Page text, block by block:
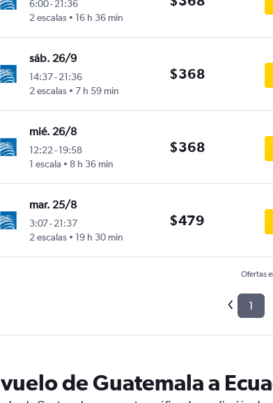
6:00-21:36
2 escalas
16 h 36 min
sáb. 26/9
14:37-21:36
2 escalas
7 h 59 min
$368
mié. 26/8
12:22-19:58
1 escala
8 h 36 min
$368
mar. 25/8
3:07-21:37
2 escalas
19 h 30 min
$479
Ofertas
1
de Guatemala a